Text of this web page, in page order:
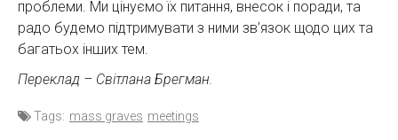
проблеми. Ми цінуємо їх питання, внесок і поради, та
радо будемо підтримувати з ними зв’язок щодо цих та
багатьох інших тем.
Переклад – Світлана Брегман.
Tags: mass graves meetings